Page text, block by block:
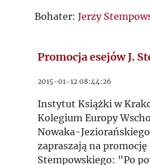
Bohater: Jerzy
Promocja esejów J.
2015-01-12 08:44:26
Instytut Książki w
Kolegium Europy
Nowaka-
zapraszają na promocję
Stempowskiego: "Po